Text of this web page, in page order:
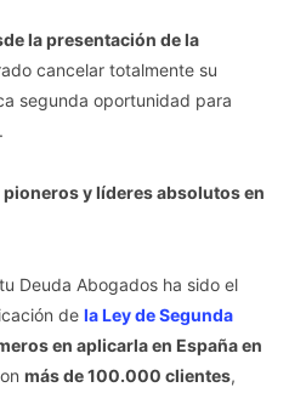
la presentación de la
cancelar totalmente su
segunda oportunidad para
pioneros y líderes absolutos en
Deuda Abogados ha sido el
de la Ley de Segunda
en aplicarla en España en
más de 100.000 clientes,